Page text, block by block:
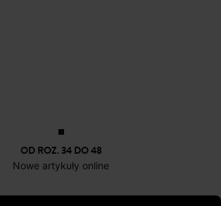
OD ROZ. 34 DO 48
Nowe artykuły online